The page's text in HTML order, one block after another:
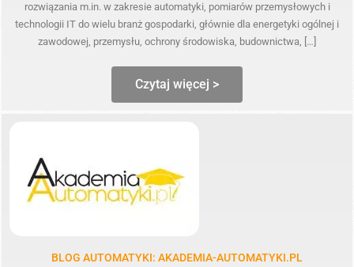
rozwiązania m.in. w zakresie automatyki, pomiarów przemysłowych i
technologii IT do wielu branż gospodarki, głównie dla energetyki ogólnej i
zawodowej, przemysłu, ochrony środowiska, budownictwa, […]
Czytaj więcej >
BLOG AUTOMATYKI: AKADEMIA-AUTOMATYKI.PL